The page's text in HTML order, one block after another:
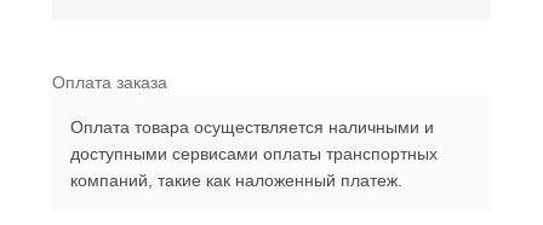
Оплата заказа
Оплата товара осуществляется наличными и
доступными сервисами оплаты транспортных
компаний, такие как наложенный платеж.